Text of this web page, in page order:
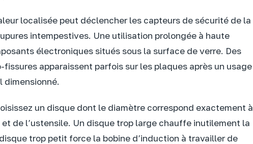
localisée peut déclencher les capteurs de sécurité de la
intempestives. Une utilisation prolongée à haute
électroniques situés sous la surface de verre. Des
apparaissent parfois sur les plaques après un usage
dimensionné.
un disque dont le diamètre correspond exactement à
de l’ustensile. Un disque trop large chauffe inutilement la
trop petit force la bobine d’induction à travailler de